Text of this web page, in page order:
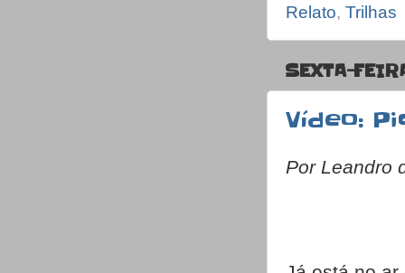
Relato, Trilhas
SEXTA-
Vídeo:
Por Leandro